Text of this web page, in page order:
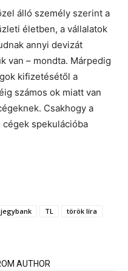
álló személy szerint a
életben, a vállalatok
annyi devizát
van – mondta. Márpedig
kifizetésétől a
számos ok miatt van
Csakhogy a
spekulációba
jegybank TL török líra
AUTHOR